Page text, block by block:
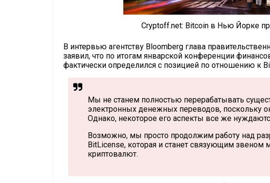
Cryptoff.net: Bitcoin в Нью Йорке
В интервью агентству Bloomberg глава
заявил, что по итогам январской конференции
фактически определился с позицией по отношению к
Мы не станем полностью перерабатывать
электронных денежных переводов, поскольку
Однако, некоторое его аспекты все же
Возможно, мы просто продолжим работу над
BitLicense, которая и станет связующим
криптовалют.